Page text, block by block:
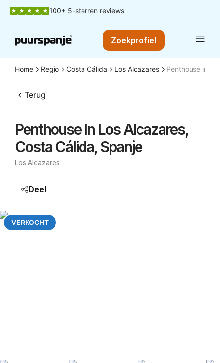
100+ 5-sterren reviews
Zoekprofiel
Home Regio Costa Cálida Los Alcazares Penthouse in
Terug
Penthouse In Los Alcazares,
Costa Cálida, Spanje
Los Alcazares
Deel
VERKOCHT